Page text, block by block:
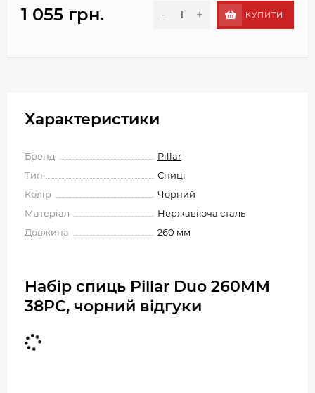
1 055 грн. - + КУПИТИ
Характеристики
Бренд
Pillar
Тип
Спиці
Колір
Чорний
Матеріал
Нержавіюча сталь
Довжина
260 мм
Набір спиць Pillar Duo 260MM
38PC, чорний відгуки